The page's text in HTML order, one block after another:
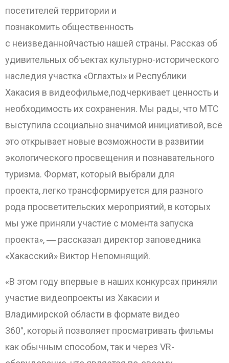
посетителей территории и
познакомить общественность
с неизведаннойчастью нашей страны. Рассказ об
удивительных объектах культурно-исторического
наследия участка «Оглахты» и Республики
Хакасия в видеофильме,подчеркивает ценность и
необходимость их сохранения. Мы рады, что МТС
выступила ссоциально значимой инициативой, всё
это открывает новые возможности в развитии
экологического просвещения и познавательного
туризма. Формат, который выбрали для
проекта, легко трансформируется для разного
рода просветительских мероприятий, в которых
мы уже приняли участие с момента запуска
проекта», ― рассказал директор заповедника
«Хакасский» Виктор Непомнящий.
«В этом году впервые в наших конкурсах приняли
участие видеопроекты из Хакасии и
Владимирской области в формате видео
360°, который позволяет просматривать фильмы
как обычным способом, так и через VR-